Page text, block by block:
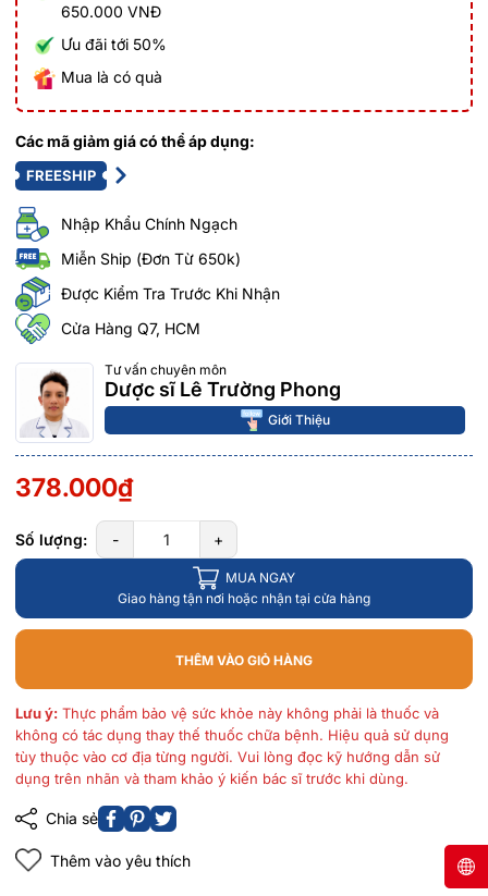
650.000 VNĐ
Ưu đãi tới 50%
Mua là có quà
Các mã giảm giá có thể áp dụng:
FREESHIP
Nhập Khẩu Chính Ngạch
Miễn Ship (Đơn Từ 650k)
Được Kiểm Tra Trước Khi Nhận
Cửa Hàng Q7, HCM
Tư vấn chuyên môn
Dược sĩ Lê Trường Phong
Giới Thiệu
378.000₫
Số lượng: - +
MUA NGAY
Giao hàng tận nơi hoặc nhận tại cửa hàng
THÊM VÀO GIỎ HÀNG
Lưu ý: Thực phẩm bảo vệ sức khỏe này không phải là thuốc và
không có tác dụng thay thế thuốc chữa bệnh. Hiệu quả sử dụng
tùy thuộc vào cơ địa từng người. Vui lòng đọc kỹ hướng dẫn sử
dụng trên nhãn và tham khảo ý kiến bác sĩ trước khi dùng.
Chia sẻ
Thêm vào yêu thích